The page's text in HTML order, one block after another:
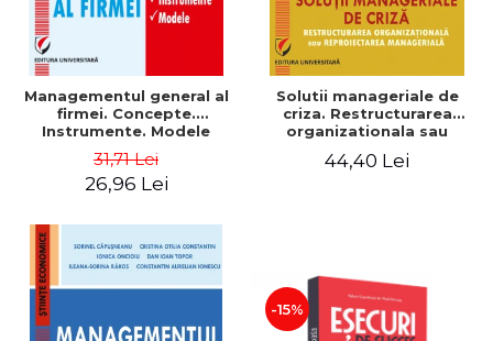
Managementul general al
firmei. Concepte.
Instrumente. Modele
31,71 Lei
26,96 Lei
Solutii manageriale de
criza. Restructurarea
organizationala sau
44,40 Lei
-15%